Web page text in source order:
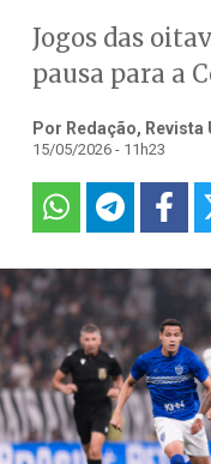
Jogos das
pausa para a
Por Redação, Revista
15/05/2026 - 11h23